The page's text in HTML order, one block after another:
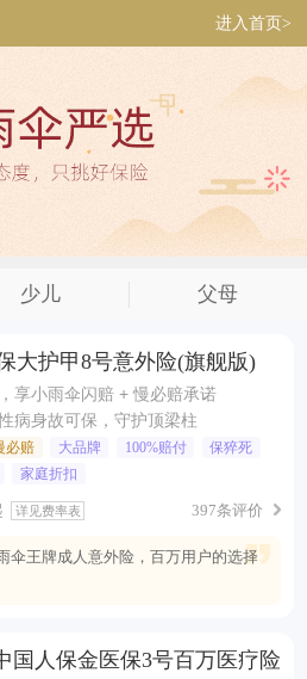
进入首页>
少儿 父母
大护甲8号意外险(旗舰版)
享小雨伞闪赔 + 慢必赔承诺
病身故可保，守护顶梁柱
必赔 大品牌 100%赔付
保猝死
家庭折扣
详见费率表 397条评价
伞王牌成人意外险，百万用户的选择
国人保金医保3号百万医疗险